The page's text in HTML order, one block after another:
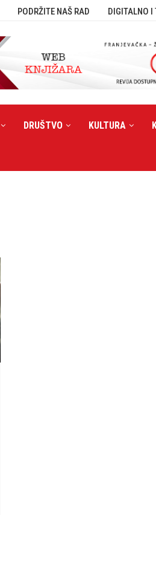
PODRŽITE NAŠ RAD DIGITALNO
DRUŠTVO KULTURA